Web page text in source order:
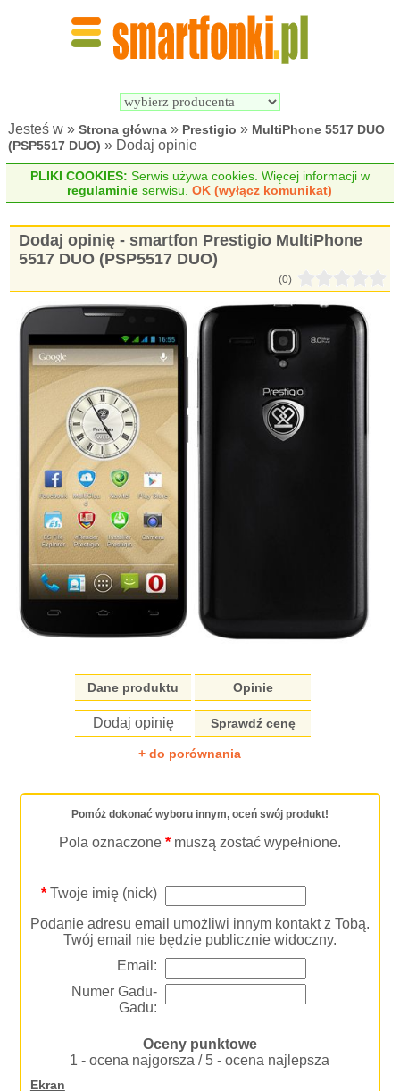
Jesteś w »Strona główna » Prestigio » MultiPhone 5517 DUO
(PSP5517 DUO) » Dodaj opinie
PLIKI COOKIES: Serwis używa cookies. Więcej informacji w
regulaminie serwisu.OK (wyłącz komunikat)
Dodaj opinię - smartfon Prestigio MultiPhone
5517 DUO (PSP5517 DUO)
(0)
Dane produktu Opinie
Dodaj opinię Sprawdź cenę
+ do porównania
Pomóż dokonać wyboru innym, oceń swój produkt!
Pola oznaczone * muszą zostać wypełnione.
*Twoje imię (nick)
Podanie adresu email umożliwi innym kontakt z Tobą.
Twój email nie będzie publicznie widoczny.
Email:
Numer Gadu-
Gadu:
Oceny punktowe
1 - ocena najgorsza / 5 - ocena najlepsza
Ekran